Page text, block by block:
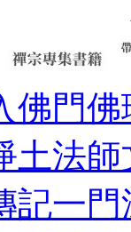
佛門佛
土法師
記一門